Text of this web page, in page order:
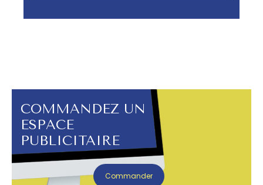
COMMANDEZ UN
ESPACE
PUBLICITAIRE
Commander